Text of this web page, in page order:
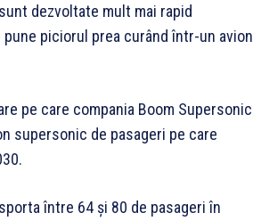
dezvoltate mult mai rapid
piciorul prea curând într-un avion
pe care compania Boom Supersonic
supersonic de pasageri pe care
între 64 și 80 de pasageri în